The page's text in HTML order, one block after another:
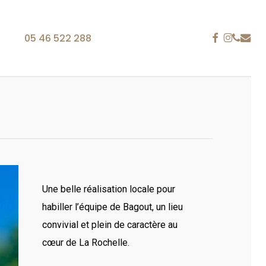
25 ans
tablier ou encore le sac, les supports textiles sont
une identité visuelle ou tout autre type de
nous satisfaisons vos besoins en communication
05 46 522 288 FACEBOOK
PHONE
EMAIL
Une belle réalisation locale pour
habiller l’équipe de Bagout, un lieu
convivial et plein de caractère au
cœur de La Rochelle.